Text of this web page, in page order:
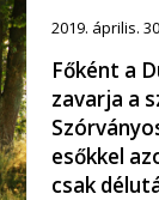
2019. április.
Főként a
zavarja a
esőkkel
csak